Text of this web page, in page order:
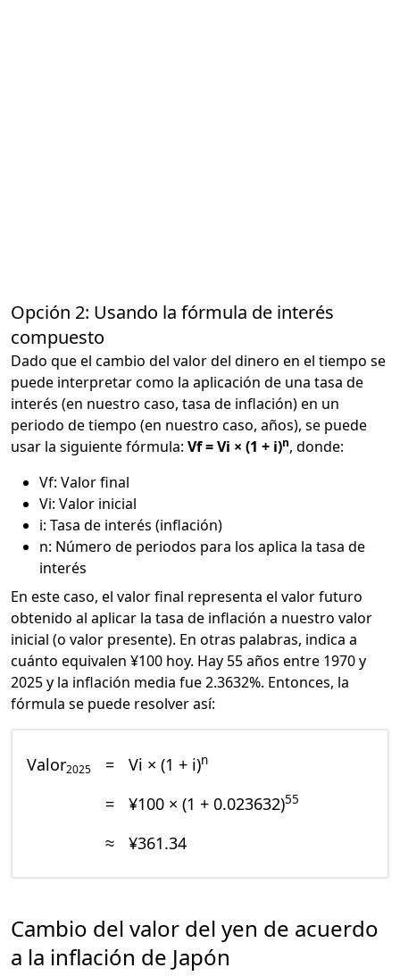
Opción 2: Usando la fórmula de interés
compuesto
Dado que el cambio del valor del dinero en el tiempo se
puede interpretar como la aplicación de una tasa de
interés (en nuestro caso, tasa de inflación) en un
periodo de tiempo (en nuestro caso, años), se puede
usar la siguiente fórmula: Vf = Vi × (1 + i)n, donde:
Vf: Valor final
Vi: Valor inicial
i: Tasa de interés (inflación)
n: Número de periodos para los aplica la tasa de
interés
En este caso, el valor final representa el valor futuro
obtenido al aplicar la tasa de inflación a nuestro valor
inicial (o valor presente). En otras palabras, indica a
cuánto equivalen ¥100 hoy. Hay 55 años entre 1970 y
2025 y la inflación media fue 2.3632%. Entonces, la
fórmula se puede resolver así:
Valor2025 = Vi × (1 + i)n
= ¥100 × (1 + 0.023632)55
≈ ¥361.34
Cambio del valor del yen de acuerdo
a la inflación de Japón